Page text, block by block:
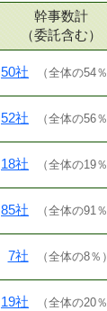
幹事数計
（委託含む）
50社 （全体の54％
52社 （全体の56％
18社 （全体の19％
85社 （全体の91％
7社 （全体の8％ ）
19社 （全体の20％